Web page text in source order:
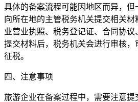
具体的备案流程可能因地区而异，
向所在地的主管税务机关提交相关
业营业执照、税务登记证、合同协议
提交材料后，税务机关会进行审核
征税。
四、注意事项
旅游企业在备案过程中，需要注意提